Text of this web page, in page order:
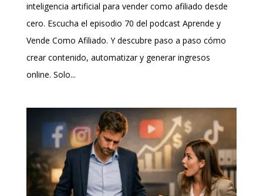
inteligencia artificial para vender como afiliado desde
cero. Escucha el episodio 70 del podcast Aprende y
Vende Como Afiliado. Y descubre paso a paso cómo
crear contenido, automatizar y generar ingresos
online. Solo...